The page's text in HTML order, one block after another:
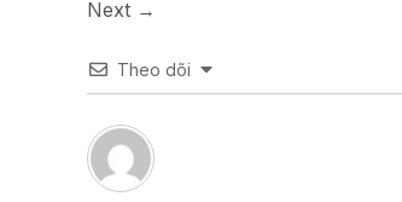
Next →
Theo dõi